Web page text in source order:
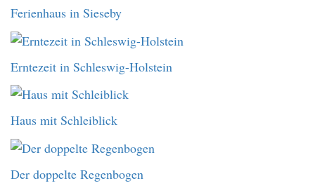
Ferienhaus in Sieseby
Erntezeit in Schleswig-Holstein
Haus mit Schleiblick
Der doppelte Regenbogen